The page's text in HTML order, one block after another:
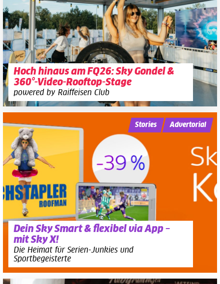
Hoch hinaus am FQ26: Sky Gondel &
360°-Video-Rooftop-Stage
powered by Raiffeisen Club
Dein Sky Smart & flexibel via App –
mit Sky X!
Die Heimat für Serien-Junkies und
Sportbegeisterte
Stories Advertorial